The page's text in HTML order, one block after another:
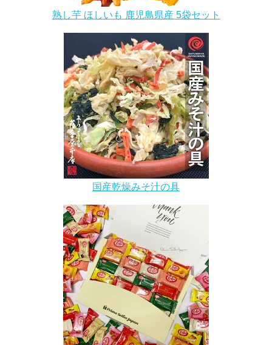
熟し芋 ほしいも 鹿児島県産 5袋セット
国産乾燥みそ汁の具